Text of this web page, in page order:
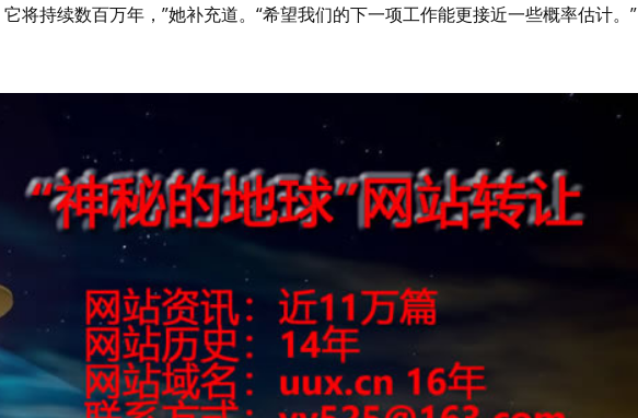
将持续数百万年，”她补充道。“希望我们的下一项工作能更接近一些概率估计。”